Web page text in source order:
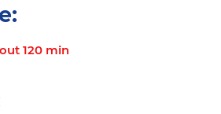
120 min